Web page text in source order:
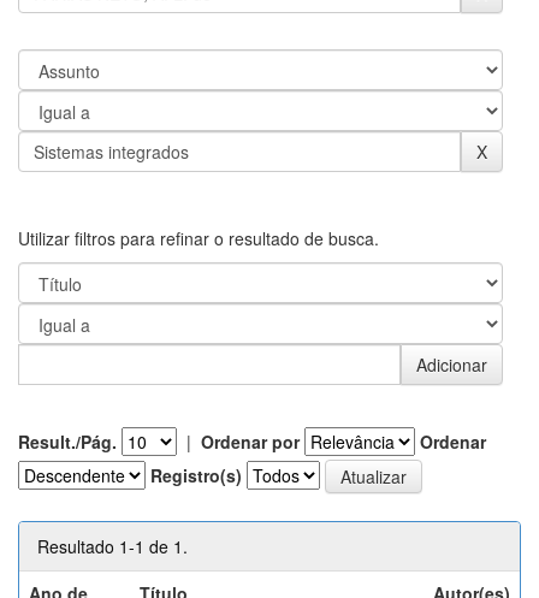
Utilizar filtros para refinar o resultado de busca.
Result./Pág. | Ordenar por
Ordenar
Registro(s)
Resultado 1-1 de 1.
Ano de
Título Autor(es)